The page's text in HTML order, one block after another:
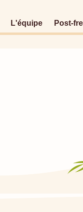
L'équipe Post-